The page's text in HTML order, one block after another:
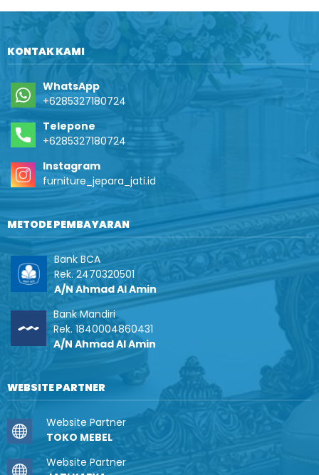
KONTAK KAMI
WhatsApp
+6285327180724
Telepone
+6285327180724
Instagram
furniture_jepara_jati.id
METODE PEMBAYARAN
Bank BCA
Rek. 2470320501
A/N Ahmad Al Amin
Bank Mandiri
Rek. 1840004860431
A/N Ahmad Al Amin
WEBSITE PARTNER
Website Partner
TOKO MEBEL
Website Partner